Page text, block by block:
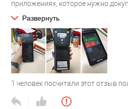
приложениях, которое нужно
чеков, больше не для чего, всё
оказалось. У нас специфика
один два человека в день
не важна, нам важен сам принцип
кассового аппарата, в плане
регистрация, оплата по
с этим были у сотрудников
пришлось потратить.
Развернуть
1 человек посчитали этот отзыв